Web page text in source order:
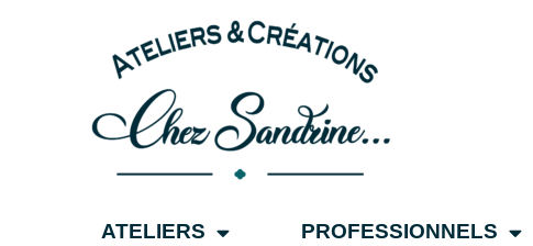
ATELIERS PROFESSIONNELS